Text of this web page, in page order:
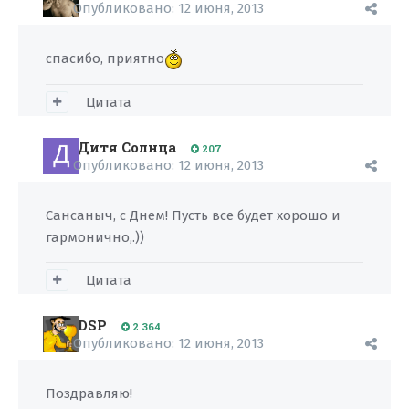
Опубликовано: 12 июня, 2013
спасибо, приятно
Цитата
Дитя Солнца 207
Опубликовано: 12 июня, 2013
Сансаныч, с Днем! Пусть все будет хорошо и
гармонично,.))
Цитата
DSP 2 364
Опубликовано: 12 июня, 2013
Поздравляю!